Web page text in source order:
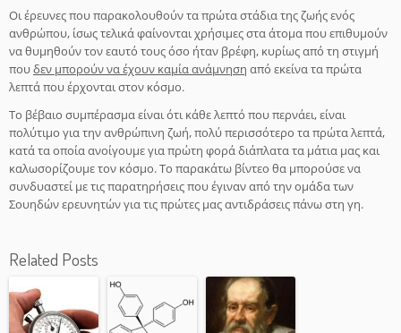
Οι έρευνες που παρακολουθούν τα πρώτα στάδια της ζωής ενός
ανθρώπου, ίσως τελικά φαίνονται χρήσιμες στα άτομα που επιθυμούν
να θυμηθούν τον εαυτό τους όσο ήταν βρέφη, κυρίως από τη στιγμή
πουδεν μπορούν να έχουν καμία ανάμνηση από εκείνα τα πρώτα
λεπτά που έρχονται στον κόσμο.
Το βέβαιο συμπέρασμα είναι ότι κάθε λεπτό που περνάει, είναι
πολύτιμο για την ανθρώπινη ζωή, πολύ περισσότερο τα πρώτα λεπτά,
κατά τα οποία ανοίγουμε για πρώτη φορά διάπλατα τα μάτια μας και
καλωσορίζουμε τον κόσμο. Το παρακάτω βίντεο θα μπορούσε να
συνδυαστεί με τις παρατηρήσεις που έγιναν από την ομάδα των
Σουηδών ερευνητών για τις πρώτες μας αντιδράσεις πάνω στη γη.
Related Posts